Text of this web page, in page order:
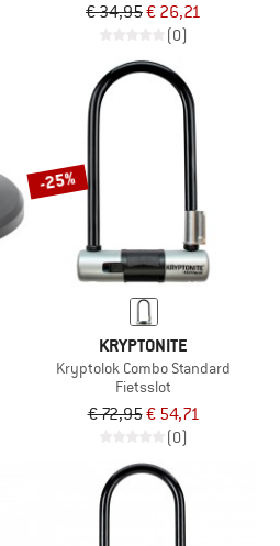
€ 34,95€ 26,21
(0)
-25%
KRYPTONITE
Kryptolok Combo Standard
Fietsslot
€ 72,95€ 54,71
(0)